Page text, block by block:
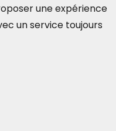
une expérience
un service toujours